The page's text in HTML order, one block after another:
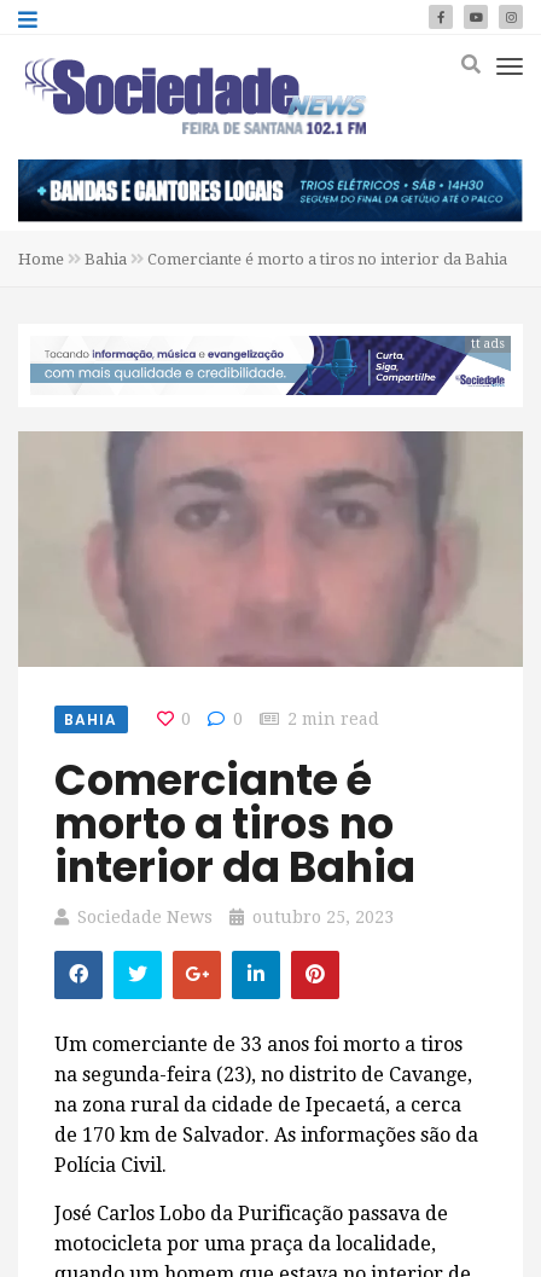
Home Bahia Comerciante é morto a tiros no interior da Bahia
tt ads
BAHIA 0 0 2 min read
Comerciante é
morto a tiros no
interior da Bahia
Sociedade News outubro 25, 2023
Um comerciante de 33 anos foi morto a tiros
na segunda-feira (23), no distrito de Cavange,
na zona rural da cidade de Ipecaetá, a cerca
de 170 km de Salvador. As informações são da
Polícia Civil.
José Carlos Lobo da Purificação passava de
motocicleta por uma praça da localidade,